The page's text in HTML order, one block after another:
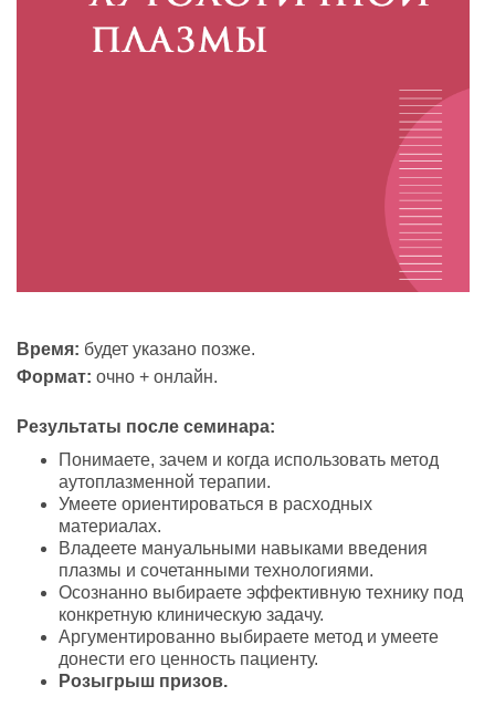
Время: будет указано позже.
Формат: очно + онлайн.
Результаты после семинара:
Понимаете, зачем и когда использовать метод
аутоплазменной терапии.
Умеете ориентироваться в расходных
материалах.
Владеете мануальными навыками введения
плазмы и сочетанными технологиями.
Осознанно выбираете эффективную технику под
конкретную клиническую задачу.
Аргументированно выбираете метод и умеете
донести его ценность пациенту.
Розыгрыш призов.